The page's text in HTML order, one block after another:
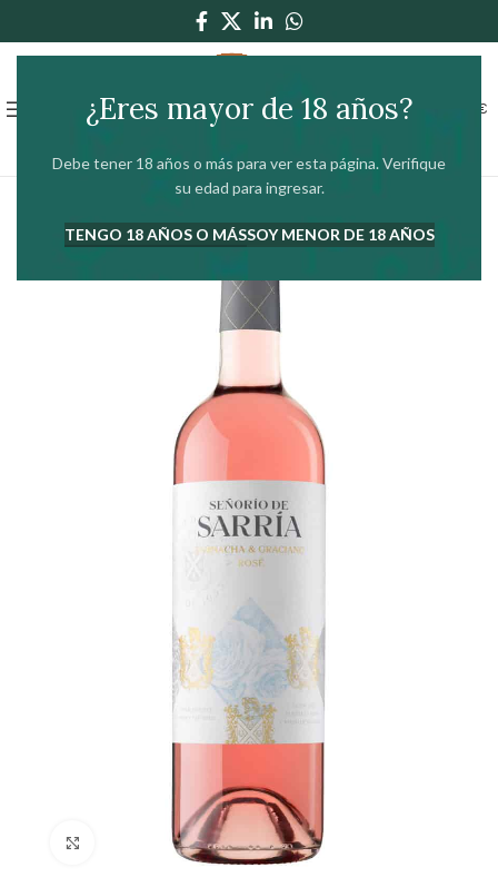
¿Eres mayor de 18 años?
Debe tener 18 años o más para ver esta página. Verifique
su edad para ingresar.
TENGO 18 AÑOS O MÁSSOY MENOR DE 18 AÑOS
€
Clic para ampliar